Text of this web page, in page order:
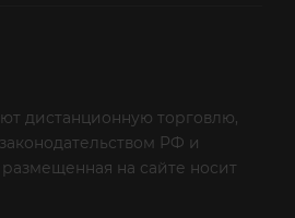
дистанционную торговлю,
РФ и
на сайте носит